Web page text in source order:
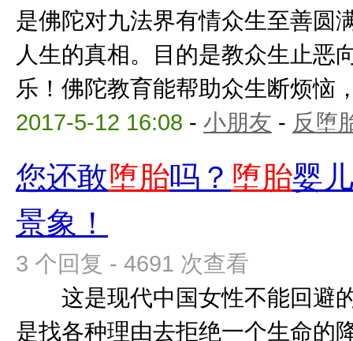
是佛陀对九法界有情众生至善圆
人生的真相。目的是教众生止恶
乐！佛陀教育能帮助众生断烦恼
2017-5-12 16:08 - 小朋友 - 反堕
您还敢堕胎吗？ 堕胎婴
景象！
3 个回复 - 4691 次查看
这是现代中国女性不能回避
是找各种理由去拒绝一个生命的